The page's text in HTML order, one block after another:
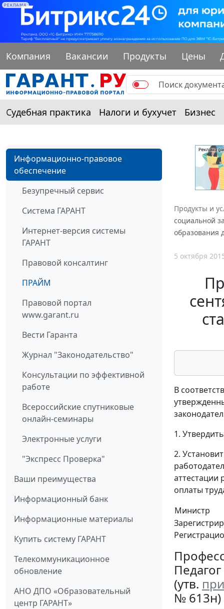
РЕКЛАМА
Компания Вакансии Продукты Цены
Судебная практика Налоги и бухучет Бизнес
Информационно-правовое
обеспечение
Безупречный сервис
Система ГАРАНТ
Интернет-версия системы
ГАРАНТ
Правовой консалтинг
ПРАЙМ
Правовой портал
www.garant.ru
Вести Гаранта
Журнал "Законодательство"
Консультации по эффективной
работе
Всероссийские спутниковые
онлайн-семинары
Электронные услуги
"Экспресс Проверка"
Ваши преимущества
Информационный банк
Информационные материалы
Купить систему ГАРАНТ
Телекоммуникационное
обновление
АНО ДПО «Образовательный
центр ГАРАНТ»
Продукты и
социальной
образования
5 октября
В
1.
2.
аттестации
оплаты
Министр
(утв.
№ 613н)